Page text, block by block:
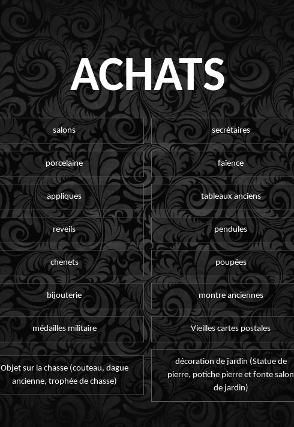
ACHATS
salons secrétaires
porcelaine faïence
appliques tableaux anciens
reveils pendules
chenets poupées
bijouterie montre anciennes
médailles militaire Vieilles cartes postales
Objet sur la chasse (couteau, dague
ancienne, trophée de chasse)
décoration de jardin (Statue de
pierre, potiche pierre et fonte salon
de jardin)